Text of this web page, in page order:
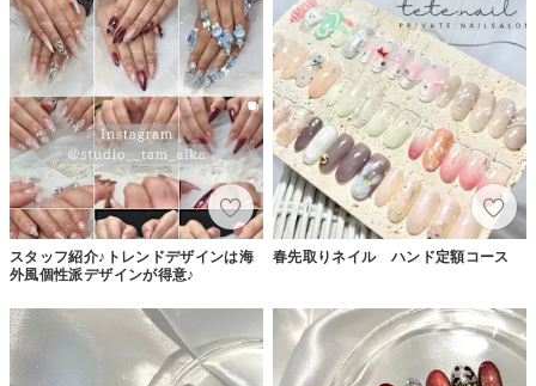
スタッフ紹介♪トレンドデザインは海
外風個性派デザインが得意♪
春先取りネイル ハンド定額コース